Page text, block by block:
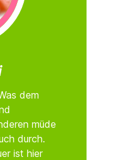
dem
müde
durch.
ist hier